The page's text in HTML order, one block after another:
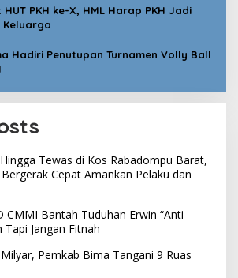
HUT PKH ke-X, HML Harap PKH Jadi
Keluarga
Hadiri Penutupan Turnamen Volly Ball
Tewas di Kos Rabadompu Barat,
Cepat Amankan Pelaku dan
CMMI Bantah Tuduhan Erwin “Anti
Tapi Jangan Fitnah
Pemkab Bima Tangani 9 Ruas